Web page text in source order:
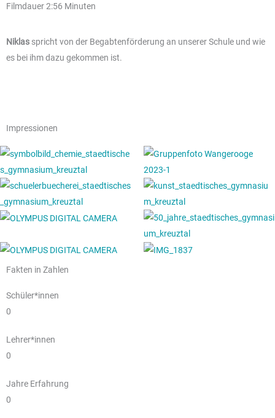
Filmdauer 2:56 Minuten
Niklas spricht von der Begabtenförderung an unserer Schule und wie
es bei ihm dazu gekommen ist.
Impressionen
Fakten in Zahlen
Schüler*innen
0
Lehrer*innen
0
Jahre Erfahrung
0